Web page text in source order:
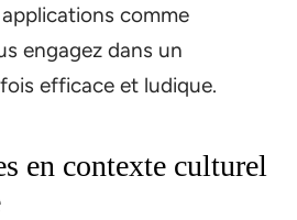
comme
engagez dans un
efficace et ludique.
en contexte culturel